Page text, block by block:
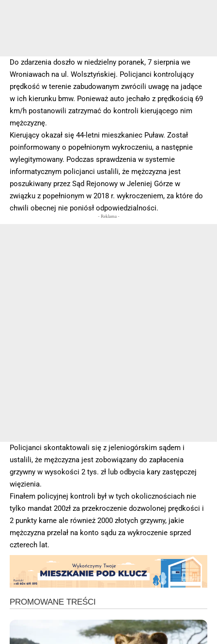
Do zdarzenia doszło w niedzielny poranek, 7 sierpnia we
Wroniawach na ul. Wolsztyńskiej. Policjanci kontrolujący
prędkość w terenie zabudowanym zwrócili uwagę na jadące
w ich kierunku bmw. Ponieważ auto jechało z prędkością 69
km/h postanowili zatrzymać do kontroli kierującego nim
mężczyznę.
Kierujący okazał się 44-letni mieszkaniec Puław. Został
poinformowany o popełnionym wykroczeniu, a następnie
wylegitymowany. Podczas sprawdzenia w systemie
informatycznym policjanci ustalili, że mężczyzna jest
poszukiwany przez Sąd Rejonowy w Jeleniej Górze w
związku z popełnionym w 2018 r. wykroczeniem, za które do
chwili obecnej nie poniósł odpowiedzialności.
- Reklama -
Policjanci skontaktowali się z jeleniogórskim sądem i
ustalili, że mężczyzna jest zobowiązany do zapłacenia
grzywny w wysokości 2 tys. zł lub odbycia kary zastępczej
więzienia.
Finałem policyjnej kontroli był w tych okolicznościach nie
tylko mandat 200zł za przekroczenie dozwolonej prędkości i
2 punkty karne ale również 2000 złotych grzywny, jakie
mężczyzna przelał na konto sądu za wykroczenie sprzed
czterech lat.